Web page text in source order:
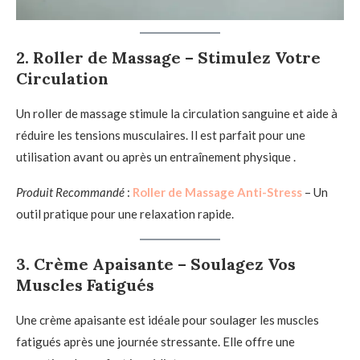
2. Roller de Massage – Stimulez Votre
Circulation
Un roller de massage stimule la circulation sanguine et aide à
réduire les tensions musculaires. Il est parfait pour une
utilisation avant ou après un entraînement physique .
Produit Recommandé : Roller de Massage Anti-Stress – Un
outil pratique pour une relaxation rapide.
3. Crème Apaisante – Soulagez Vos
Muscles Fatigués
Une crème apaisante est idéale pour soulager les muscles
fatigués après une journée stressante. Elle offre une